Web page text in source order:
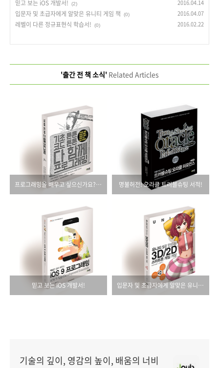
믿고 보는 iOS 개발서! (2) 2016.04.14
입문자 및 초급자에게 알맞은 유니티 게임 책 (0) 2016.04.07
레벨이 다른 정규표현식 학습서! (0) 2016.02.22
'출간 전 책 소식'Related Articles
프로그래밍을 배우고 싶으신가요? 그럼, 이 책부터 보세요! 명불허전! 오라클 트러블슈팅 서적!
믿고 보는 iOS 개발서! 입문자 및 초급자에게 알맞은 유니티 게임 책
기술의 깊이, 영감의 높이, 배움의 너비